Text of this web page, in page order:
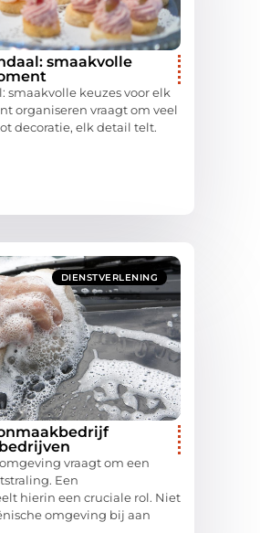
smaakvolle
smaakvolle keuzes voor elk
organiseren vraagt om veel
decoratie, elk detail telt.
DIENSTVERLENING
vraagt om een
Een
hierin een cruciale rol. Niet
omgeving bij aan